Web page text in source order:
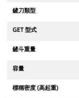
鏟刀類型
GET 型式
鏟斗重量
容量
標稱密度 (高起重)